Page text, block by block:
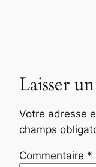
Laisser
Votre adresse
champs
Commentaire *